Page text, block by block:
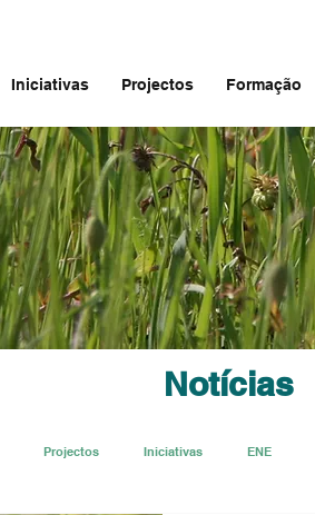
Iniciativas Projectos Formação
Notícias
Projectos Iniciativas ENE